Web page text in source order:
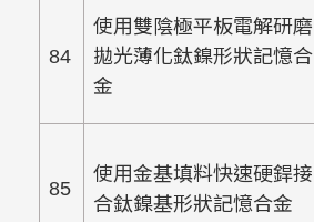
84
使用雙陰極平板電解研磨
拋光薄化鈦鎳形狀記憶合
金
85
使用金基填料快速硬銲接
合鈦鎳基形狀記憶合金